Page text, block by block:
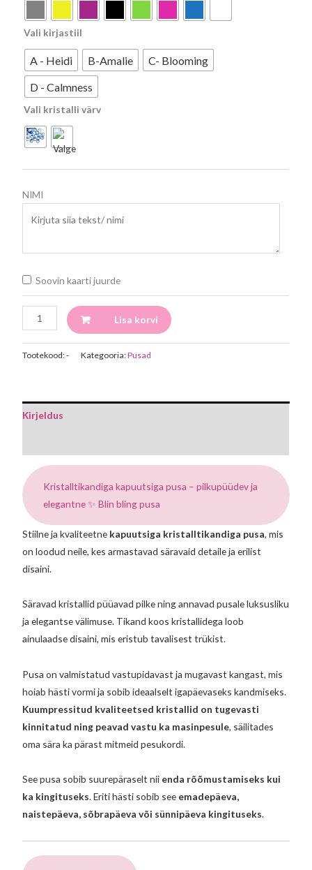
Vali kirjastiil
A - Heidi B-Amalie
C- Blooming
D - Calmness
Vali kristalli värv
NIMI
Soovin kaarti juurde
Lisa korvi
Tootekood:- Kategooria:Pusad
Kirjeldus
Kristalltikandiga kapuutsiga pusa – pilkupüüdev ja
elegantne ✨ Blin bling pusa
Stiilne ja kvaliteetne kapuutsiga kristalltikandiga pusa, mis
on loodud neile, kes armastavad säravaid detaile ja erilist
disaini.
Säravad kristallid püüavad pilke ning annavad pusale luksusliku
ja elegantse välimuse. Tikand koos kristallidega loob
ainulaadse disaini, mis eristub tavalisest trükist.
Pusa on valmistatud vastupidavast ja mugavast kangast, mis
hoiab hästi vormi ja sobib ideaalselt igapäevaseks kandmiseks.
Kuumpressitud kvaliteetsed kristallid on tugevasti
kinnitatud ning peavad vastu ka masinpesule, säilitades
oma sära ka pärast mitmeid pesukordi.
See pusa sobib suurepäraselt nii enda rõõmustamiseks kui
ka kingituseks. Eriti hästi sobib see emadepäeva,
naistepäeva, sõbrapäeva või sünnipäeva kingituseks.